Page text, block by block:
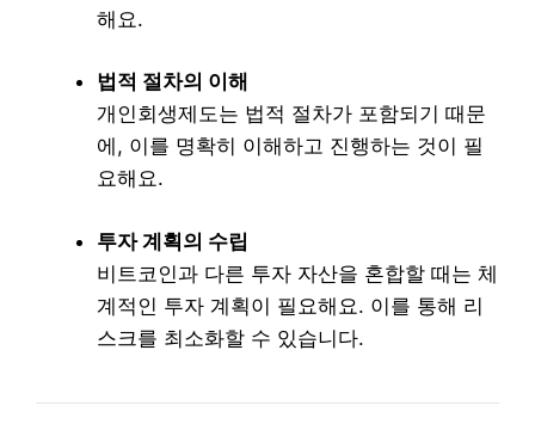
해요.
법적 절차의 이해
개인회생제도는 법적 절차가 포함되기 때문
에, 이를 명확히 이해하고 진행하는 것이 필
요해요.
투자 계획의 수립
비트코인과 다른 투자 자산을 혼합할 때는 체
계적인 투자 계획이 필요해요. 이를 통해 리
스크를 최소화할 수 있습니다.